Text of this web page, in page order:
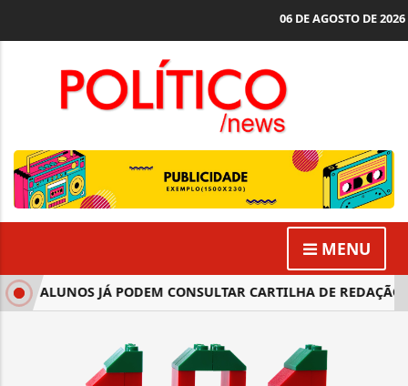
06 DE AGOSTO DE 2026
MENU
ALUNOS JÁ PODEM CONSULTAR CARTILHA DE REDAÇÃO